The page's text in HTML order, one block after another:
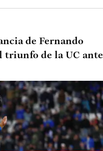
de Fernando
triunfo de la UC ante